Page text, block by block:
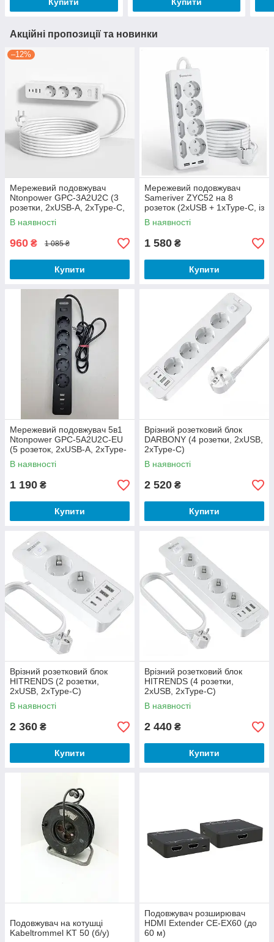
Купити Купити
Акційні пропозиції та новинки
–12%
Мережевий подовжувач
Ntonpower GPC-3A2U2C (3
розетки, 2xUSB-A, 2xType-C,
1.5 м)
В наявності
960 ₴ 1 085 ₴
Купити
Мережевий подовжувач
Sameriver ZYC52 на 8
розеток (2хUSB + 1хType-C, із
захистом)
В наявності
1 580 ₴
Купити
Мережевий подовжувач 5в1
Ntonpower GPC-5A2U2C-EU
(5 розеток, 2xUSB-A, 2xType-
C, 1.5 м / б/у)
В наявності
1 190 ₴
Купити
Врізний розетковий блок
DARBONY (4 розетки, 2xUSB,
2xType-C)
В наявності
2 520 ₴
Купити
Врізний розетковий блок
HITRENDS (2 розетки,
2xUSB, 2xType-C)
В наявності
2 360 ₴
Купити
Врізний розетковий блок
HITRENDS (4 розетки,
2xUSB, 2xType-C)
В наявності
2 440 ₴
Купити
Подовжувач на котушці
Kabeltrommel KT 50 (б/у)
Подовжувач розширювач
HDMI Extender CE-EX60 (до
60 м)